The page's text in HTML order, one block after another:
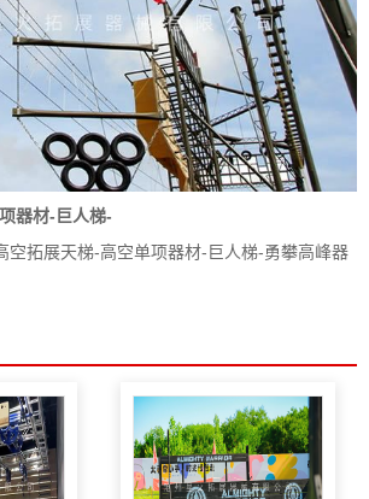
器材-巨人梯-
空拓展天梯-高空单项器材-巨人梯-勇攀高峰器